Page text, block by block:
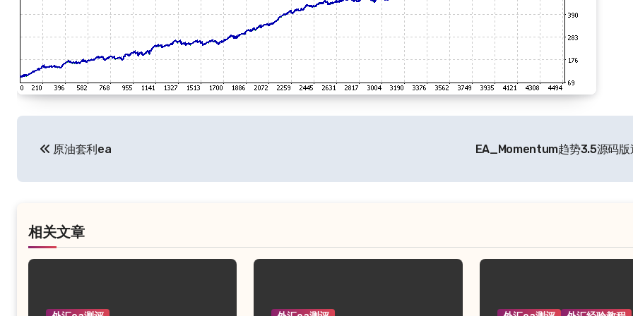
导
原油套利ea EA_Momentum趋势3.5源码
相关文章